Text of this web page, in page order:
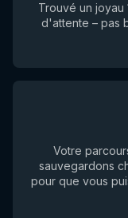
Trouvé un joyau
d'attente – pas
Votre
sauvegardons
pour que vous